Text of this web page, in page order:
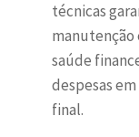
técnicas
saúde
despesas
final.